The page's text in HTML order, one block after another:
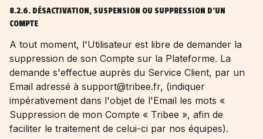
8.2.6. DÉSACTIVATION, SUSPENSION OU SUPPRESSION D'UN
COMPTE
A tout moment, l'Utilisateur est libre de demander la
suppression de son Compte sur la Plateforme. La
demande s'effectue auprès du Service Client, par un
Email adressé à support@tribee.fr, (indiquer
impérativement dans l'objet de l'Email les mots «
Suppression de mon Compte « Tribee », afin de
faciliter le traitement de celui-ci par nos équipes).